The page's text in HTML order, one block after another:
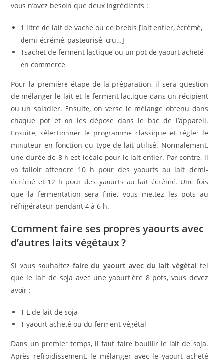
vous n’avez besoin que deux ingrédients :
1 litre de lait de vache ou de brebis [lait entier, écrémé,
demi-écrémé, pasteurisé, cru…]
1sachet de ferment lactique ou un pot de yaourt acheté
en commerce.
Pour la première étape de la préparation, il sera question
de mélanger le lait et le ferment lactique dans un récipient
ou un saladier. Ensuite, on verse le mélange obtenu dans
chaque pot et on les dépose dans le bac de l’appareil.
Ensuite, sélectionner le programme classique et régler le
minuteur en fonction du type de lait utilisé. Normalement,
une durée de 8 h est idéale pour le lait entier. Par contre, il
va falloir attendre 10 h pour des yaourts au lait demi-
écrémé et 12 h pour des yaourts au lait écrémé. Une fois
que la fermentation sera finie, vous mettez les pots au
réfrigérateur pendant 4 à 6 h.
Comment faire ses propres yaourts avec
d’autres laits végétaux ?
Si vous souhaitezfaire du yaourt avec du lait végétal tel
que le lait de soja avec une yaourtière 8 pots, vous devez
avoir :
1 L de lait de soja
1 yaourt acheté ou du ferment végétal
Dans un premier temps, il faut faire bouillir le lait de soja.
Après refroidissement, le mélanger avec le yaourt acheté